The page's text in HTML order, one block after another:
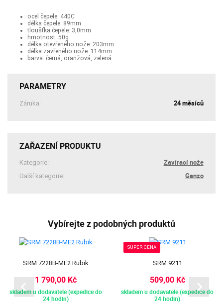
ocel čepele: 440C
délka čepele: 89mm
tloušťka čepele: 3,0mm
hmotnost: 50g
délka otevřeného nože: 203mm
délka zavřeného nože: 114mm
barva: černá, oranžová, zelená
PARAMETRY
Záruka: 24 měsíců
ZAŘAZENÍ PRODUKTU
Kategorie: Zavírací nože
Další kategorie: Ganzo
Vybírejte z podobných produktů
SRM 7228B-ME2 Rubik
1 790,00 Kč
skladem u dodavatele (expedice do
24 hodin)
SUPER CENA
SRM 9211
509,00 Kč
skladem u dodavatele (expedice do
24 hodin)